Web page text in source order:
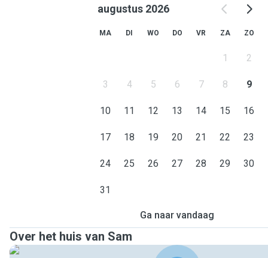
augustus 2026
MA DI WO DO VR ZA ZO
1 2
3 4 5 6 7 8 9
10 11 12 13 14 15 16
17 18 19 20 21 22 23
24 25 26 27 28 29 30
31
Ga naar vandaag
Over het huis van Sam